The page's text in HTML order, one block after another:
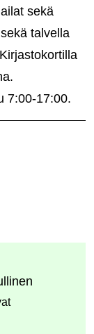
sekä
talvella
7:00-17:00.